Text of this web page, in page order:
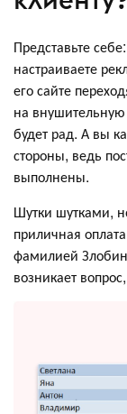
Представьте
настраиваете
его сайте
на
будет рад. А вы
стороны, ведь
выполнены.
Шутки шутками,
приличная
фамилией
возникает